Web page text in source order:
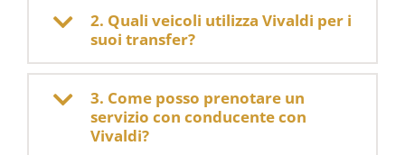
2. Quali veicoli utilizza Vivaldi per i
suoi transfer?
3. Come posso prenotare un
servizio con conducente con
Vivaldi?